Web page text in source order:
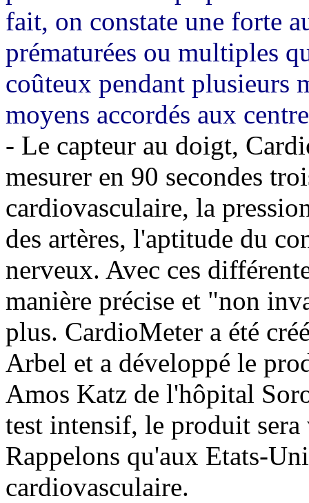
fait, on constate une forte
prématurées ou multiples
coûteux pendant plusieurs
moyens accordés aux
- Le capteur au doigt,
mesurer en 90 secondes
cardiovasculaire, la
des artères, l'aptitude du
nerveux. Avec ces
manière précise et "non
plus. CardioMeter a été
Arbel et a développé le
Amos Katz de l'hôpital
test intensif, le produit
Rappelons qu'aux Etats-
cardiovasculaire.